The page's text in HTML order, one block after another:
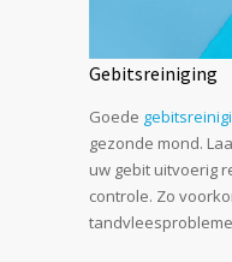
Gebitsreiniging
Goede
gezonde mond.
uw gebit uitvoerig
controle. Zo